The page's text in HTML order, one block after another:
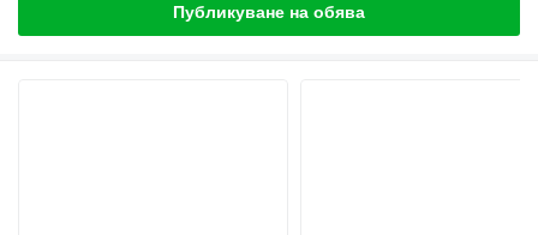
Публикуване на обява